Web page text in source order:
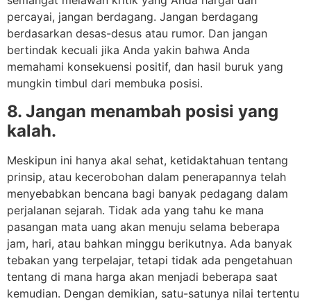
percayai, jangan berdagang. Jangan berdagang
berdasarkan desas-desus atau rumor. Dan jangan
bertindak kecuali jika Anda yakin bahwa Anda
memahami konsekuensi positif, dan hasil buruk yang
mungkin timbul dari membuka posisi.
8. Jangan menambah posisi yang
kalah.
Meskipun ini hanya akal sehat, ketidaktahuan tentang
prinsip, atau kecerobohan dalam penerapannya telah
menyebabkan bencana bagi banyak pedagang dalam
perjalanan sejarah. Tidak ada yang tahu ke mana
pasangan mata uang akan menuju selama beberapa
jam, hari, atau bahkan minggu berikutnya. Ada banyak
tebakan yang terpelajar, tetapi tidak ada pengetahuan
tentang di mana harga akan menjadi beberapa saat
kemudian. Dengan demikian, satu-satunya nilai tertentu